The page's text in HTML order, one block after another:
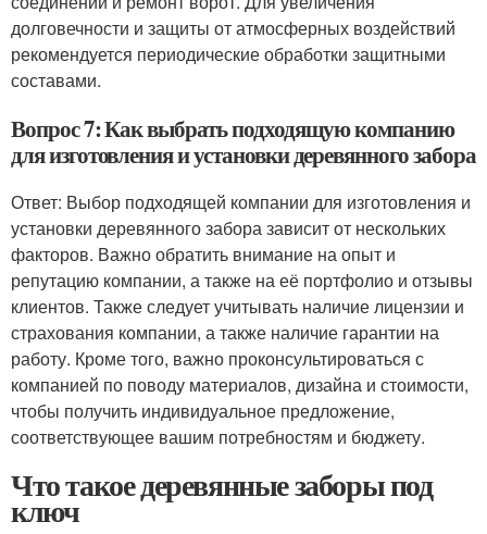
долговечности и защиты от атмосферных воздействий
рекомендуется периодические обработки защитными
составами.
Вопрос 7: Как выбрать подходящую компанию
для изготовления и установки деревянного забора
Ответ: Выбор подходящей компании для изготовления и
установки деревянного забора зависит от нескольких
факторов. Важно обратить внимание на опыт и
репутацию компании, а также на её портфолио и отзывы
клиентов. Также следует учитывать наличие лицензии и
страхования компании, а также наличие гарантии на
работу. Кроме того, важно проконсультироваться с
компанией по поводу материалов, дизайна и стоимости,
чтобы получить индивидуальное предложение,
соответствующее вашим потребностям и бюджету.
Что такое деревянные заборы под
ключ